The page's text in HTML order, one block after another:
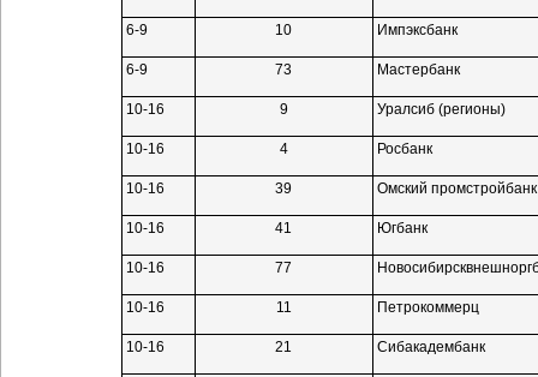
6-9 10 Импэксбанк
6-9 73 Мастербанк
10-16 9 Уралсиб (регионы)
10-16 4 Росбанк
10-16 39 Омский промстройбанк
10-16 41 Югбанк
10-16 77
10-16 11 Петрокоммерц
10-16 21 Сибакадембанк